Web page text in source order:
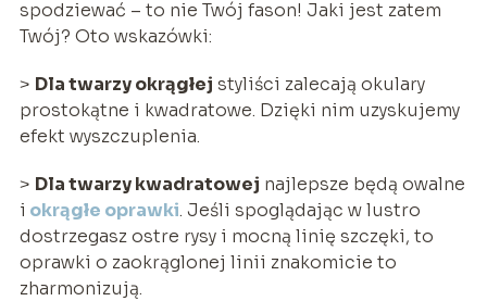
spodziewać – to nie Twój fason! Jaki jest zatem
Twój? Oto wskazówki:
> Dla twarzy okrągłej styliści zalecają okulary
prostokątne i kwadratowe. Dzięki nim uzyskujemy
efekt wyszczuplenia.
> Dla twarzy kwadratowej najlepsze będą owalne
i okrągłe oprawki. Jeśli spoglądając w lustro
dostrzegasz ostre rysy i mocną linię szczęki, to
oprawki o zaokrąglonej linii znakomicie to
zharmonizują.